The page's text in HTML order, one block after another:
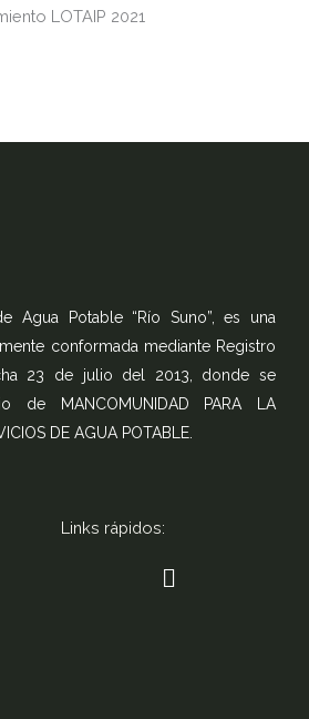
LOTAIP 2021
Links rápidos:
Menú
Agua Potable “Río Suno”, es una
conformada mediante Registro
23 de julio del 2013, donde se
de MANCOMUNIDAD PARA LA
DE AGUA POTABLE.